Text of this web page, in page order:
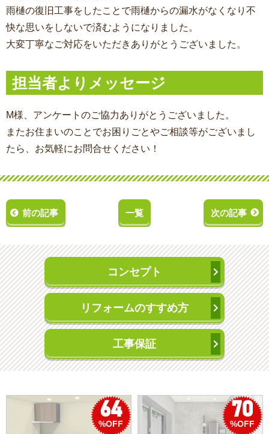
雨樋の復旧工事をしたことで雨樋からの漏水がなくなり不
快な思いをしないで済むようになりました。
大変丁寧なご対応をいただきありがとうございました。
担当者よりメッセージ
M様、アンケートのご協力ありがとうございました。
またお住まいのことでお困りごとやご相談等がございまし
たら、お気軽にお問合せください！
前の記事 一覧 次の記事
コンセプト
リフォームのすすめ方
工事保証
70
%OFF